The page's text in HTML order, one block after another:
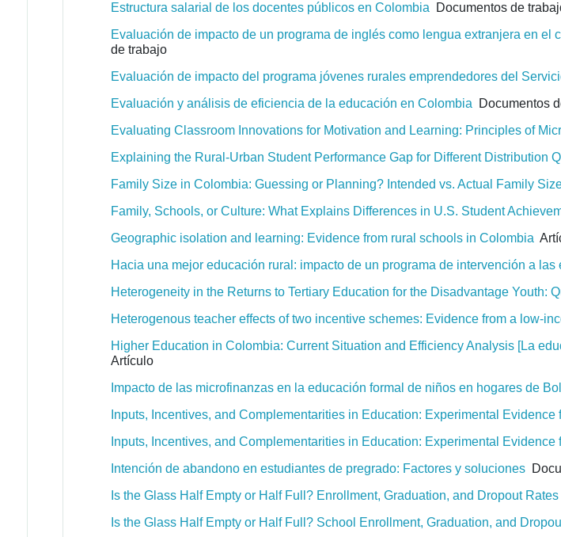
Estructura salarial de los docentes públicos en Colombia Documentos de
Evaluación de impacto de un programa de inglés como lengua extranjera en
de trabajo
Evaluación de impacto del programa jóvenes rurales emprendedores del
Evaluación y análisis de eficiencia de la educación en Colombia Documentos
Evaluating Classroom Innovations for Motivation and Learning: Principles of
Explaining the Rural-Urban Student Performance Gap for Different Distribution
Family Size in Colombia: Guessing or Planning? Intended vs. Actual Family
Family, Schools, or Culture: What Explains Differences in U.S. Student
Geographic isolation and learning: Evidence from rural schools in Colombia
Hacia una mejor educación rural: impacto de un programa de intervención a
Heterogeneity in the Returns to Tertiary Education for the Disadvantage Youth:
Heterogenous teacher effects of two incentive schemes: Evidence from a low-
Higher Education in Colombia: Current Situation and Efficiency Analysis [La
Artículo
Impacto de las microfinanzas en la educación formal de niños en hogares de
Inputs, Incentives, and Complementarities in Education: Experimental Evidence
Inputs, Incentives, and Complementarities in Education: Experimental Evidence
Intención de abandono en estudiantes de pregrado: Factores y soluciones
Is the Glass Half Empty or Half Full? Enrollment, Graduation, and Dropout
Is the Glass Half Empty or Half Full? School Enrollment, Graduation, and